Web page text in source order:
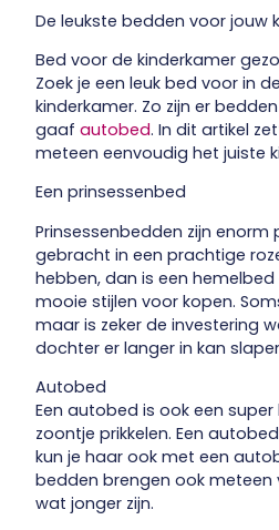
De leukste bedden voor jouw
Bed voor de kinderkamer
Zoek je een leuk bed voor in
kinderkamer. Zo zijn er
gaafautobed. In dit artikel
meteen eenvoudig het juiste
Een prinsessenbed
Prinsessenbedden zijn
gebracht in een prachtige
hebben, dan is een
mooie stijlen voor kopen.
maar is zeker de investering
dochter er langer in kan
Autobed
Een autobed is ook een
zoontje prikkelen. Een
kun je haar ook met een
bedden brengen ook meteen
wat jonger zijn.